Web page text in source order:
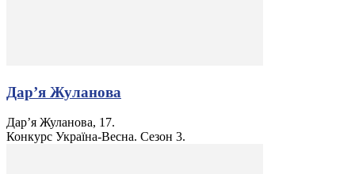
Дар’я Жуланова
Дар’я Жуланова, 17.
Конкурс Україна-Весна. Сезон 3.